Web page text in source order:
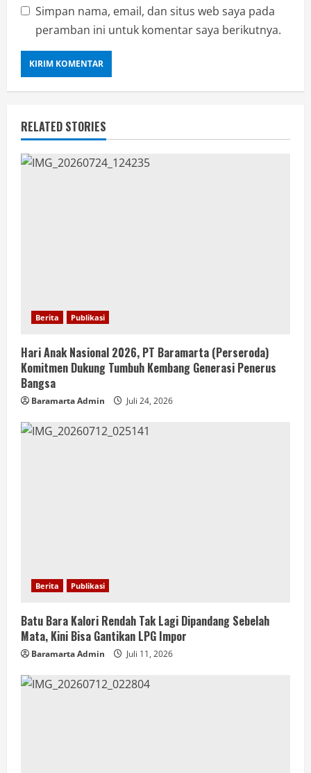
Simpan nama, email, dan situs web saya pada
peramban ini untuk komentar saya berikutnya.
RELATED STORIES
Berita Publikasi
Hari Anak Nasional 2026, PT Baramarta (Perseroda)
Komitmen Dukung Tumbuh Kembang Generasi Penerus
Bangsa
Baramarta Admin Juli 24, 2026
Berita Publikasi
Batu Bara Kalori Rendah Tak Lagi Dipandang Sebelah
Mata, Kini Bisa Gantikan LPG Impor
Baramarta Admin Juli 11, 2026